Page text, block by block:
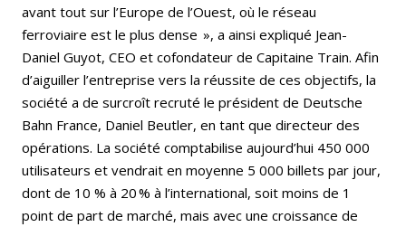
avant tout sur l’Europe de l’Ouest, où le réseau
ferroviaire est le plus dense », a ainsi expliqué Jean-
Daniel Guyot, CEO et cofondateur de Capitaine Train. Afin
d’aiguiller l’entreprise vers la réussite de ces objectifs, la
société a de surcroît recruté le président de Deutsche
Bahn France, Daniel Beutler, en tant que directeur des
opérations. La société comptabilise aujourd’hui 450 000
utilisateurs et vendrait en moyenne 5 000 billets par jour,
dont de 10 % à 20 % à l’international, soit moins de 1
point de part de marché, mais avec une croissance de